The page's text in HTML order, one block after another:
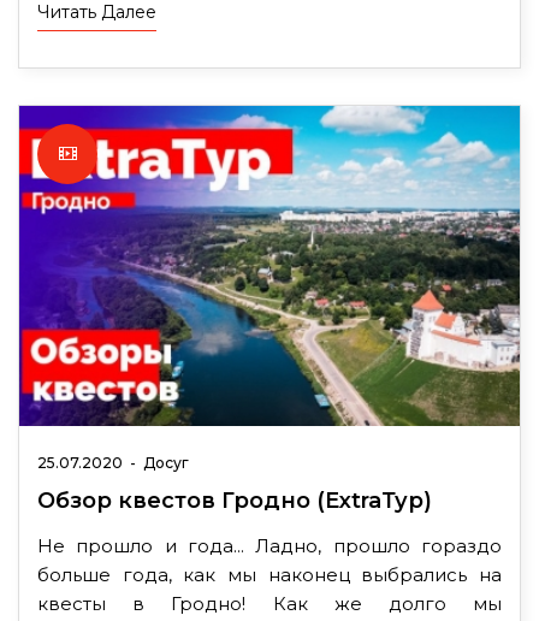
Читать Далее
25.07.2020 - Досуг
Обзор квестов Гродно (ExtraТур)
Не прошло и года... Ладно, прошло гораздо
больше года, как мы наконец выбрались на
квесты в Гродно! Как же долго мы